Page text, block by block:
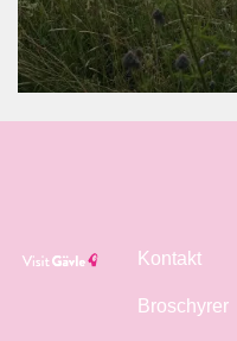
Kontakt
Broschyrer